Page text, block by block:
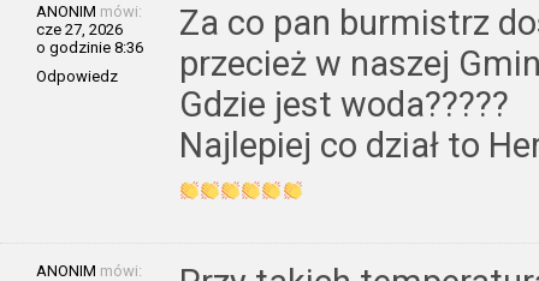
ANONIM mówi:
cze 27, 2026
o godzinie 8:36
Odpowiedz
Za co pan burmistrz
przecież w naszej
Gdzie jest woda?????
Najlepiej co dział to
ANONIM mówi: